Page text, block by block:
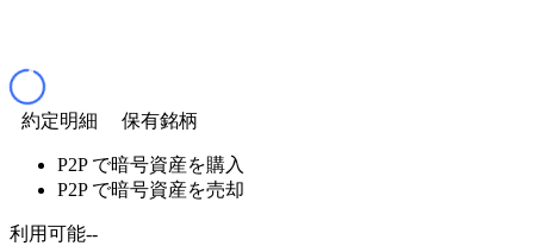
約定明細 保有銘柄
P2P で暗号資産を購入
P2P で暗号資産を売却
利用可能--